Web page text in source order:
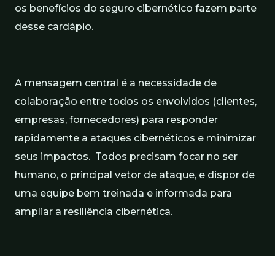
os benefícios do seguro cibernético fazem parte
desse cardápio.
A mensagem central é a necessidade de
colaboração entre todos os envolvidos (clientes,
empresas, fornecedores) para responder
rapidamente a ataques cibernéticos e minimizar
seus impactos. Todos precisam focar no ser
humano, o principal vetor de ataque, e dispor de
uma equipe bem treinada e informada para
ampliar a resiliência cibernética.